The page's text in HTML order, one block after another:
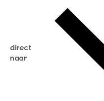
gratis zoekservice
huis verkopen
huis kopen
direct
naar